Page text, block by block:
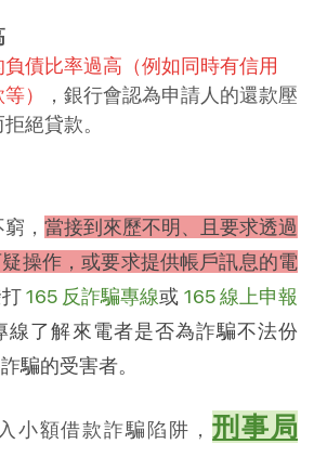
債比率過高（例如同時有信用
）
，銀行會認為申請人的還款壓
絕貸款。
， 當接到來歷不明、且要求透過
操作，或要求提供帳戶訊息的電
165 反詐騙專線或 165 線上申報
線了解來電者是否為詐騙不法份
騙的受害者。
小額借款詐騙陷阱，刑事局